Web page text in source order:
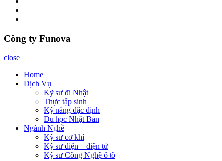
Công ty Funova
close
Home
Dịch Vụ
Kỹ sư đi Nhật
Thực tập sinh
Kỹ năng đặc định
Du học Nhật Bản
Ngành Nghề
Kỹ sư cơ khí
Kỹ sư điện – điện tử
Kỹ sư Công Nghệ ô tô